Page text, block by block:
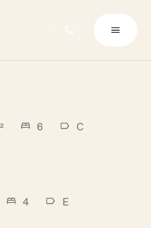
6 C
4 E